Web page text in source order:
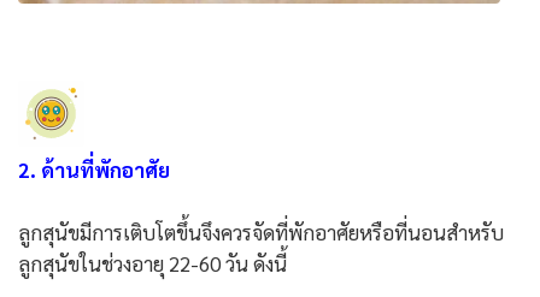
2. ด้านที่พักอาศัย
ลูกสุนัขมีการเติบโตขึ้นจึงควรจัดที่พักอาศัยหรือที่นอนสำหรับ
ลูกสุนัขในช่วงอายุ 22-60 วัน ดังนี้